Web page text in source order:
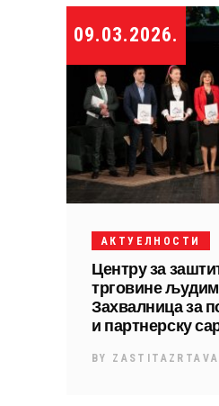
09.03.2026.
АКТУЕЛНОСТИ
Центру за
трговине
Захвалница за
и партнерску
BY